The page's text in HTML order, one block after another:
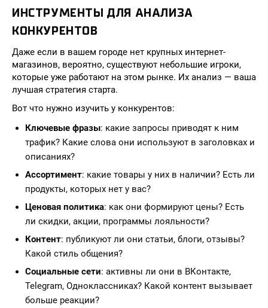
ИНСТРУМЕНТЫ ДЛЯ АНАЛИЗА
КОНКУРЕНТОВ
Даже если в вашем городе нет крупных интернет-
магазинов, вероятно, существуют небольшие игроки,
которые уже работают на этом рынке. Их анализ — ваша
лучшая стратегия старта.
Вот что нужно изучить у конкурентов:
Ключевые фразы: какие запросы приводят к ним
трафик? Какие слова они используют в заголовках и
описаниях?
Ассортимент: какие товары у них в наличии? Есть ли
продукты, которых нет у вас?
Ценовая политика: как они формируют цены? Есть
ли скидки, акции, программы лояльности?
Контент: публикуют ли они статьи, блоги, отзывы?
Какой стиль общения?
Социальные сети: активны ли они в ВКонтакте,
Telegram, Одноклассниках? Какой контент вызывает
больше реакции?